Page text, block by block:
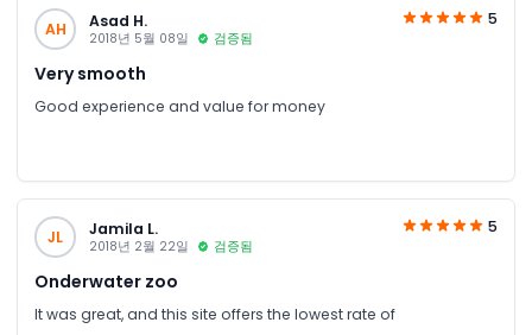
visit. The only thing the photographs taken by the venue
photographers are way too expensive and yet make the
perfect memory, but be prepared to pay a fair bit for them
AH Asad H.
2018년 5월 08일 검증됨
5
Very smooth
Good experience and value for money
JL Jamila L.
2018년 2월 22일 검증됨
5
Onderwater zoo
It was great, and this site offers the lowest rate of